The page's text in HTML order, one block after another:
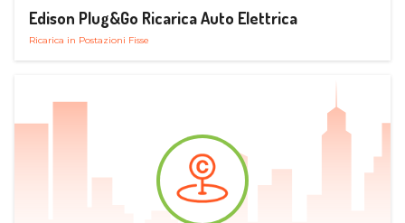
Edison Plug&Go Ricarica Auto Elettrica
Ricarica in Postazioni Fisse